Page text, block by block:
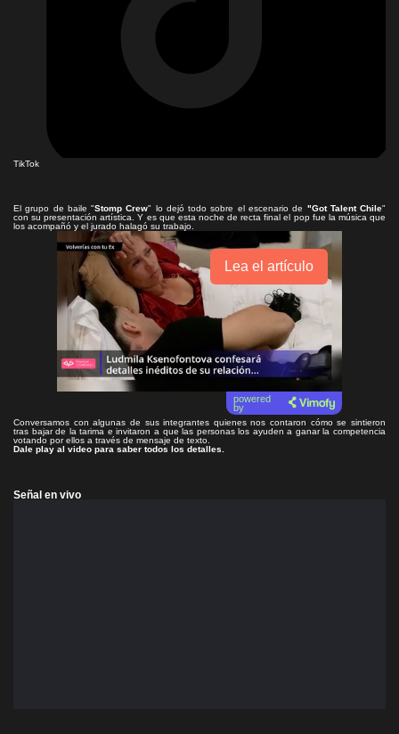
TikTok
El grupo de baile "Stomp Crew" lo dejó todo sobre el escenario de "Got Talent Chile"
con su presentación artística. Y es que esta noche de recta final el pop fue la música que
los acompañó y el jurado halagó su trabajo.
Lea el artículo
powered
by
Conversamos con algunas de sus integrantes quienes nos contaron cómo se sintieron
tras bajar de la tarima e invitaron a que las personas los ayuden a ganar la competencia
votando por ellos a través de mensaje de texto.
Dale play al video para saber todos los detalles.
Señal en vivo